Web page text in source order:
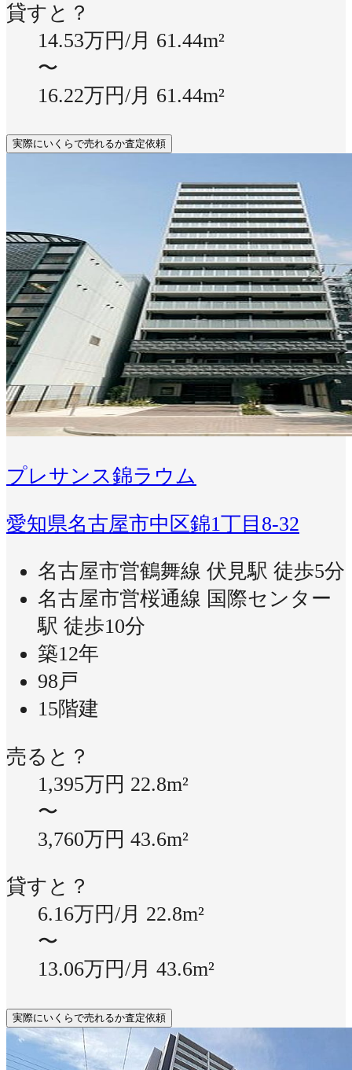
貸すと？
14.53万円/月 61.44m²
〜
16.22万円/月 61.44m²
実際にいくらで売れるか査定依頼
プレサンス錦ラウム
愛知県名古屋市中区錦1丁目8-32
名古屋市営鶴舞線 伏見駅 徒歩5分
名古屋市営桜通線 国際センター
駅 徒歩10分
築12年
98戸
15階建
売ると？
1,395万円 22.8m²
〜
3,760万円 43.6m²
貸すと？
6.16万円/月 22.8m²
〜
13.06万円/月 43.6m²
実際にいくらで売れるか査定依頼